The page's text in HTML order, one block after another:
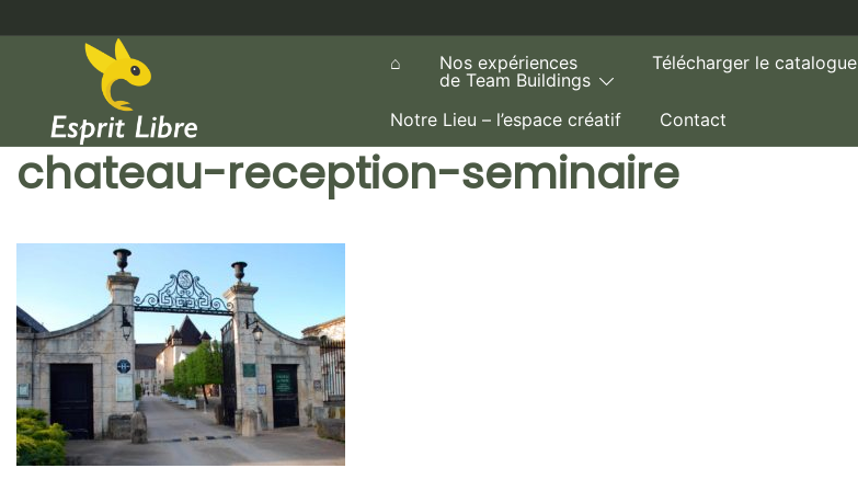
⌂
Nos expériences
de Team Buildings
Télécharger le catalogue
Notre Lieu – l’espace créatif Contact
chateau-reception-seminaire